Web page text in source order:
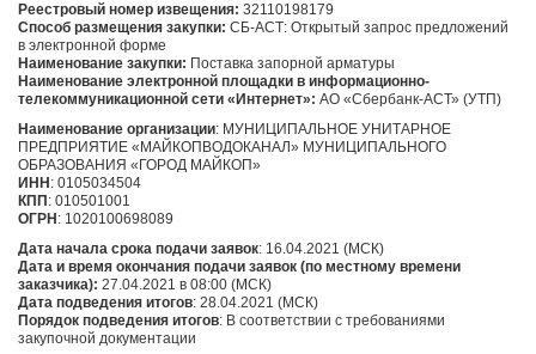
Реестровый номер извещения: 32110198179
Способ размещения закупки: СБ-АСТ: Открытый запрос предложений
в электронной форме
Наименование закупки: Поставка запорной арматуры
Наименование электронной площадки в информационно-
телекоммуникационной сети «Интернет»: АО «Сбербанк-АСТ» (УТП)
Наименование организации: МУНИЦИПАЛЬНОЕ УНИТАРНОЕ
ПРЕДПРИЯТИЕ «МАЙКОПВОДОКАНАЛ» МУНИЦИПАЛЬНОГО
ОБРАЗОВАНИЯ «ГОРОД МАЙКОП»
ИНН : 0105034504
КПП : 010501001
ОГРН : 1020100698089
Дата начала срока подачи заявок: 16.04.2021 (МСК)
Дата и время окончания подачи заявок (по местному времени
заказчика): 27.04.2021 в 08:00 (МСК)
Дата подведения итогов: 28.04.2021 (МСК)
Порядок подведения итогов: В соответствии с требованиями
закупочной документации